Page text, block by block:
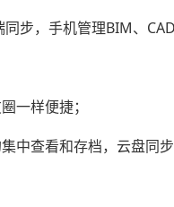
步，手机管理BIM、
一样便捷；
中查看和存档，云盘同